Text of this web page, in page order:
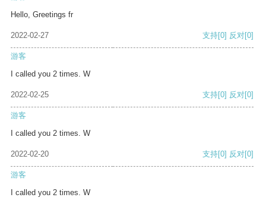
Hello, Greetings fr
2022-02-27 支持[0] 反对[0]
游客
I called you 2 times. W
2022-02-25 支持[0] 反对[0]
游客
I called you 2 times. W
2022-02-20 支持[0] 反对[0]
游客
I called you 2 times. W